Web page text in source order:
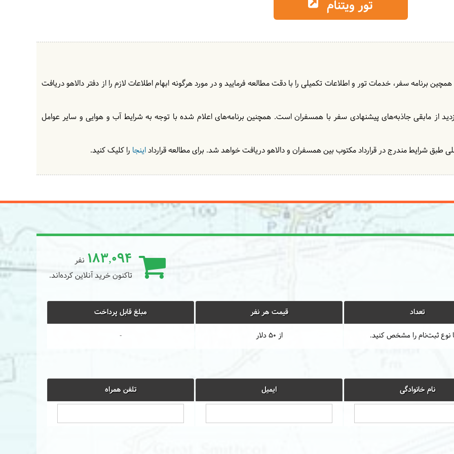
تور ویتنام
برنامه سفر، خدمات تور و اطلاعات تکمیلی را با دقت مطالعه فرمایید و در مورد هرگونه ابهام اطلاعات لازم را از دفتر دالاهو دریافت
از مابقی جاذبه‌های پیشنهادی سفر با همسفران است. همچنین برنامه‌های اعلام شده با توجه به شرایط آب و هوایی و سایر عوامل
طبق شرایط مندرج در قرارداد مکتوب بین همسفران و دالاهو دریافت خواهد شد. برای مطالعه قرارداداینجا را کلیک کنید.
183,094 نفر
تاکنون خرید آنلاین کرده‌اند.
تعداد
نوع ثبت‌نام را مشخص کنید.
قیمت هر نفر
از 50 دلار
مبلغ قابل پرداخت
-
نام خانوادگی ایمیل تلفن همراه